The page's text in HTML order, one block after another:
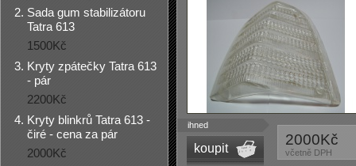
Sada gum stabilizátoru
Tatra 613
1500Kč
Kryty zpátečky Tatra 613
- pár
2200Kč
Kryty blinkrů Tatra 613 -
čiré - cena za pár
2000Kč
2000Kč
včetně DPH
ihned
koupit